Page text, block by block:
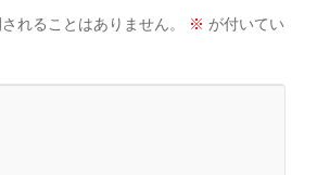
れることはありません。 ※ が付いてい